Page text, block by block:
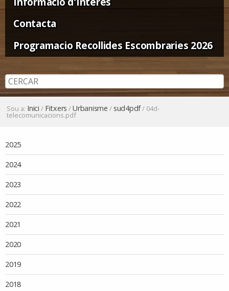
Contacta
Programacio Recollides Escombraries 2026
Sou a: Inici / Fitxers /Urbanisme / sud4pdf/ 04d-
telecomunicacions.pdf
2025
2024
2023
2022
2021
2020
2019
2018